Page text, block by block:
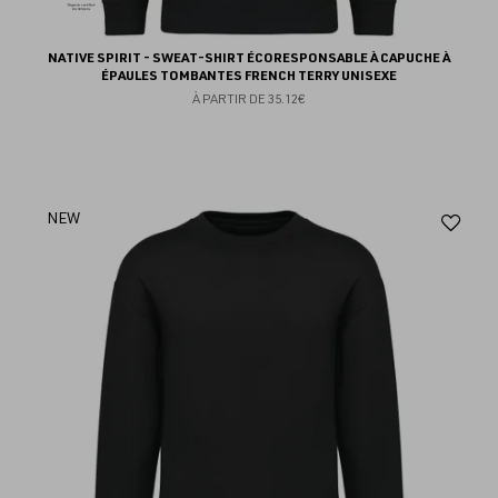
NATIVE SPIRIT - SWEAT-SHIRT ÉCORESPONSABLE À CAPUCHE À
ÉPAULES TOMBANTES FRENCH TERRY UNISEXE
À PARTIR DE 35.12€
NEW